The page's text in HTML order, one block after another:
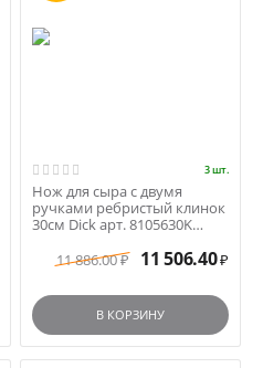
3 шт.
Нож для сыра с двумя
ручками ребристый клинок
30см Dick арт. 8105630K
11 886.00 ₽ 11 506.40 ₽
В КОРЗИНУ